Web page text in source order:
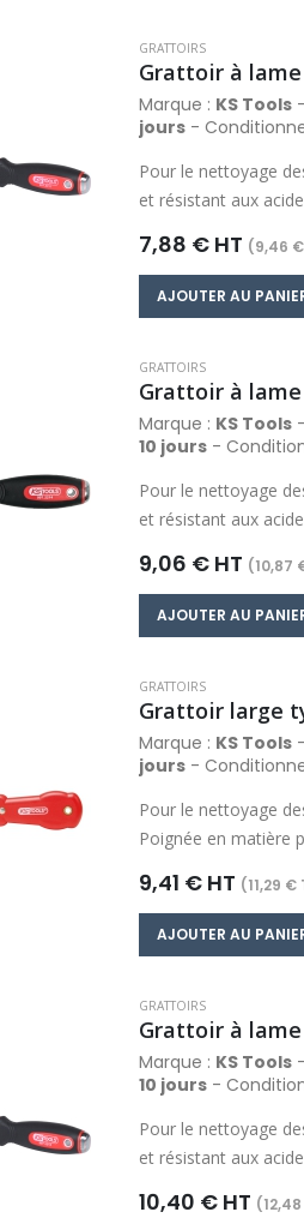
GRATTOIRS
Grattoir à
Marque : KS Tools
jours -
Pour le nettoyage
et résistant aux
7,88 € HT (9,46
AJOUTER AU
GRATTOIRS
Grattoir à
Marque : KS Tools
10 jours -
Pour le nettoyage
et résistant aux
9,06 € HT (10,87
AJOUTER AU
GRATTOIRS
Grattoir large
Marque : KS Tools
jours -
Pour le nettoyage
Poignée en matière
9,41 € HT (11,29 €
AJOUTER AU
GRATTOIRS
Grattoir à
Marque : KS Tools
10 jours -
Pour le nettoyage
et résistant aux
10,40 € HT